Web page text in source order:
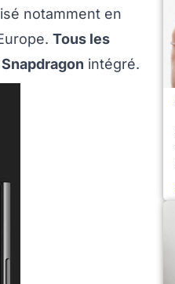
notamment en
Tous les
intégré.